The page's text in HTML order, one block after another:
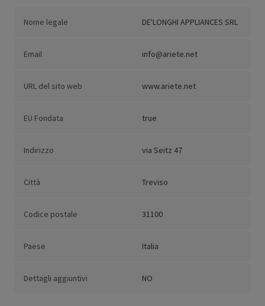
Nome legale DE'LONGHI APPLIANCES SRL
Email info@ariete.net
URL del sito web www.ariete.net
EU Fondata true
Indirizzo via Seitz 47
Città Treviso
Codice postale 31100
Paese Italia
Dettagli aggiuntivi NO